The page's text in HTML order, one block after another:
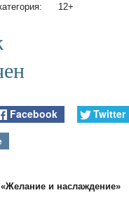
12+
Facebook Twitter
и наслаждение»